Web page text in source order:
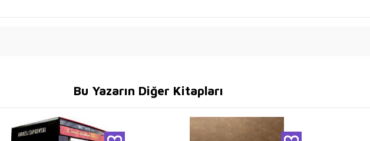
Bu Yazarın Diğer Kitapları